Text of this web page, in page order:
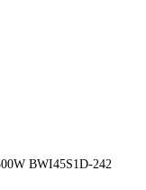
BWI45S1D-242